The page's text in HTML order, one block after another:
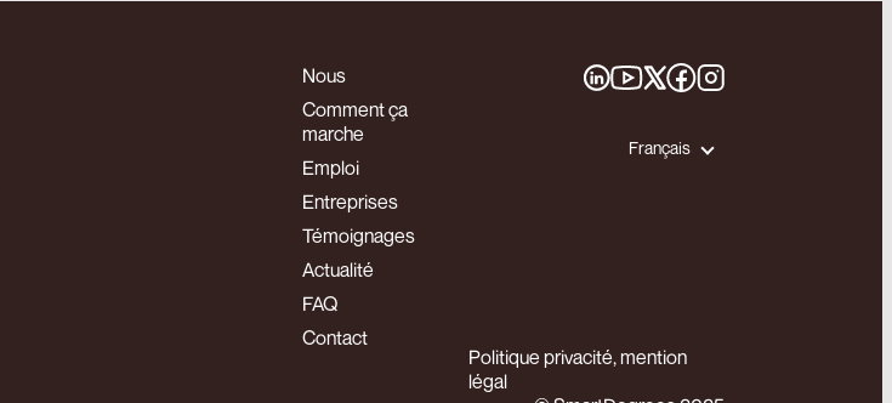
Nous
Comment ça
marche
Emploi
Entreprises
Témoignages
Actualité
FAQ
Contact
Français
Politique privacité, mention
légal